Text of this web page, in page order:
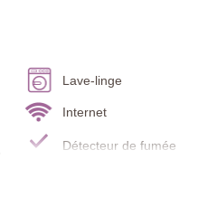
propose des restaurants,
Coop ainsi que la location de
et offrent de nombreuses
vacances spacieux situé au
terrasse offrant un cadre idéal
Lave-linge
Internet
Détecteur de fumée